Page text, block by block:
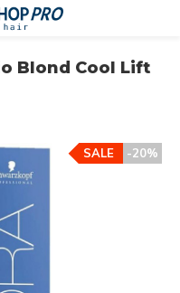
Blond Cool Lift
-20%
SALE